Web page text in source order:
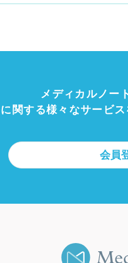
メディカルノー
関する様々なサービ
会員